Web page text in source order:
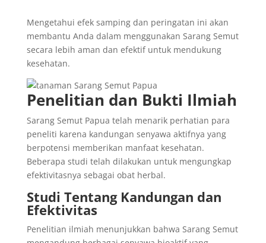
Mengetahui efek samping dan peringatan ini akan
membantu Anda dalam menggunakan Sarang Semut
secara lebih aman dan efektif untuk mendukung
kesehatan.
Penelitian dan Bukti Ilmiah
Sarang Semut Papua telah menarik perhatian para
peneliti karena kandungan senyawa aktifnya yang
berpotensi memberikan manfaat kesehatan.
Beberapa studi telah dilakukan untuk mengungkap
efektivitasnya sebagai obat herbal.
Studi Tentang Kandungan dan
Efektivitas
Penelitian ilmiah menunjukkan bahwa Sarang Semut